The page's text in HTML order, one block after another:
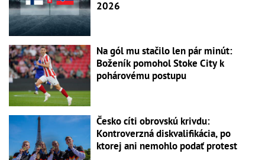
2026
Na gól mu stačilo len pár minút:
Boženík pomohol Stoke City k
pohárovému postupu
Česko cíti obrovskú krivdu:
Kontroverzná diskvalifikácia, po
ktorej ani nemohlo podať protest